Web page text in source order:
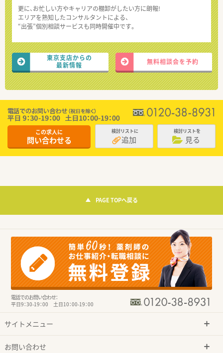
更に、お忙しい方やキャリアの棚卸がしたい方に朗報!
エリアを熟知したコンサルタントによる、
“出張”個別相談サービスも同時開催中です。
東京支店からの
最新情報
無料相談会を予約
この求人に
問い合わせる
検討リストに
追加
検討リストを
見る
PAGE TOPへ戻る
電話でのお問い合わせ：
平日9：30-19：00 土日10：00-19：00
サイトメニュー
お問い合わせ